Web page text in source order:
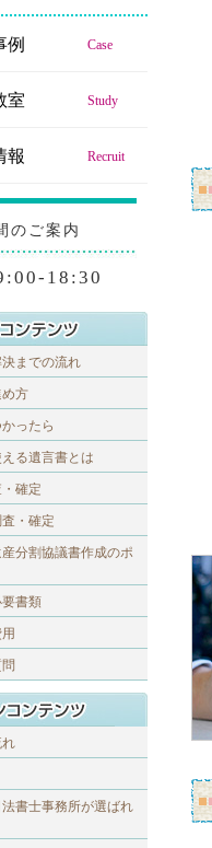
例 Case
室 Study
報 Recruit
のご案内
18:30
までの流れ
方
ったら
る遺言書とは
確定
・確定
分割協議書作成のポ
書類
書士事務所が選ばれ